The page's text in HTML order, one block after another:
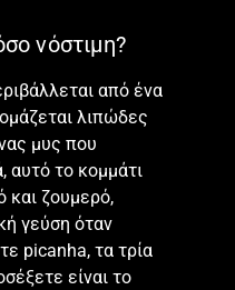
νόστιμη?
από ένα
λιπώδες
μυς που
αυτό το κομμάτι
και ζουμερό,
γεύση όταν
picanha, τα τρία
είναι το